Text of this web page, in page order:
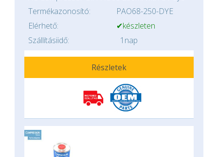
Termékazonosító:
PAO68-250-DYE
Elérhető:
✔készleten
Szállításiidő:
1nap
Részletek